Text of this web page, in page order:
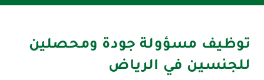
توظيف مسؤولة جودة ومحصلين
للجنسين في الرياض